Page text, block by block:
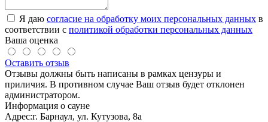
Я даю согласие на обработку моих персональных данных в
соответствии с политикой обработки персональных данных
Ваша оценка
Оставить отзыв
Отзывы должны быть написаны в рамках цензуры и
приличия. В противном случае Ваш отзыв будет отклонен
администратором.
Информация о сауне
Адрес:г. Барнаул, ул. Кутузова, 8а